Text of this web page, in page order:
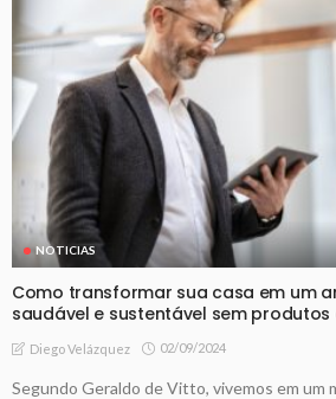
NOTICIAS
Como transformar sua casa em um
saudável e sustentável sem produtos
Diego Velázquez 02/09/2024
Segundo Geraldo de Vitto, vivemos em um